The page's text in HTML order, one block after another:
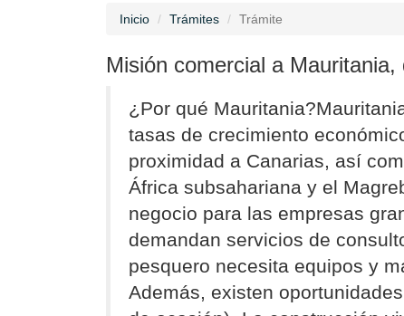
Inicio Trámites Trámite
Misión comercial a
¿Por qué
tasas de crecimiento
proximidad a Canarias, así
África subsahariana y el
negocio para las empresas
demandan servicios de
pesquero necesita equipos y
Además, existen